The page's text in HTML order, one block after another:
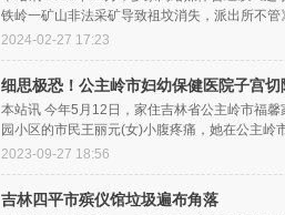
铁岭一矿山非法采矿导致祖坟消失，派出所不管》
为题，曝光了发生在...
2024-02-27 17:23
细思极恐！公主岭市妇幼保健医院子宫切
后居
本站讯 今年5月12日，家住吉林省公主岭市福馨
园小区的市民王丽元(女)小腹疼痛，她在公主岭
妇幼保健医院诊断为...
2023-09-27 18:56
吉林四平市殡仪馆垃圾遍布角落